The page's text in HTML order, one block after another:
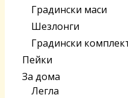
Градински маси
Шезлонги
Градински
Пейки
За дома
Легла